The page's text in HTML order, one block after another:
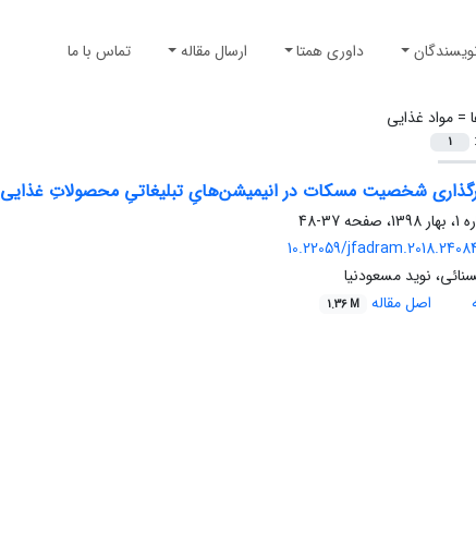
داوری همتا ارسال مقاله تماس با ما
=مواد غذایی
1
شخصیت مسکات در انیمیشن‌هایِ تبلیغاتیِ محصولاتِ غذایی
37-48
10.22059/
نوید مسعودنیا
اصل مقاله 1.36 M